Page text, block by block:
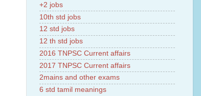
+2 jobs
10th std jobs
12 std jobs
12 th std jobs
2016 TNPSC Current affairs
2017 TNPSC Current affairs
2mains and other exams
6 std tamil meanings